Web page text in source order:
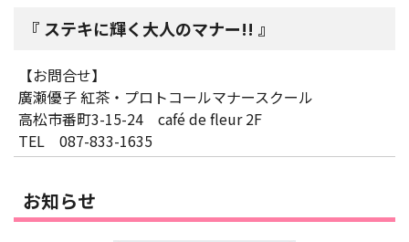
ステキに輝く大人のマナー!!
【お問合せ】
廣瀬優子 紅茶・プロトコールマナースクール
高松市番町3-15-24 café de fleur 2F
TEL 087-833-1635
お知らせ